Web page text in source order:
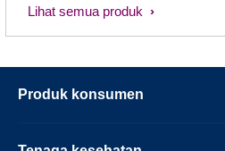
Lihat semua produk
Produk konsumen